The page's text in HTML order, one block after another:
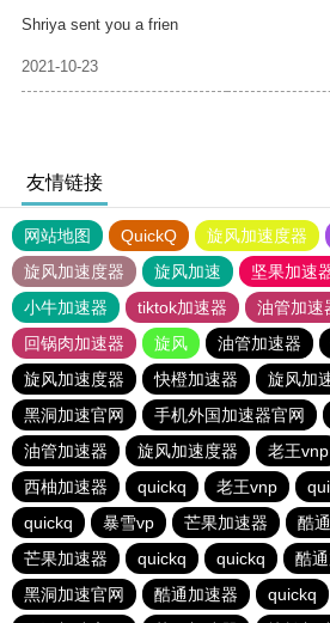
Shriya sent you a frien
2021-10-23
友情链接
网站地图 QuickQ 旋风加速度器
旋风加速度器
旋风加速 坚果加速
小牛加速器
tiktok加速器 油管加速
回锅肉加速器
旋风 油管加速器
旋风加速度器
快橙加速器 旋风加
黑洞加速官网
手机外国加速器官网
油管加速器
旋风加速度器 老王vnp
西柚加速器
quickq 老王vnp
quickq
暴雪vp 芒果加速器 酷
芒果加速器
quickq quickq
酷
黑洞加速官网
酷通加速器 quickq